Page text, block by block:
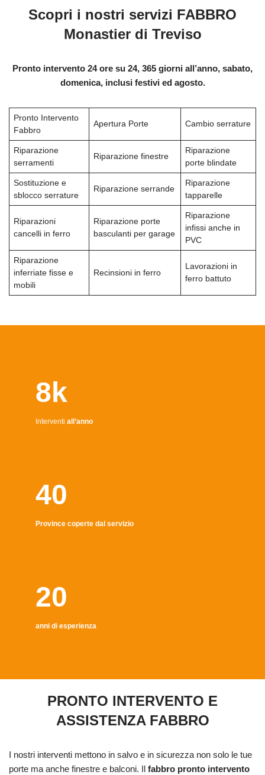
Scopri i nostri servizi FABBRO
Monastier di Treviso
Pronto intervento 24 ore su 24, 365 giorni all’anno, sabato,
domenica, inclusi festivi ed agosto.
Pronto Intervento
Fabbro
Apertura Porte Cambio serrature
Riparazione
serramenti
Riparazione finestre
Riparazione
porte blindate
Sostituzione e
sblocco serrature
Riparazione serrande
Riparazione
tapparelle
Riparazioni
cancelli in ferro
Riparazione porte
basculanti per garage
Riparazione
infissi anche in
PVC
Riparazione
inferriate fisse e
mobili
Recinsioni in ferro
Lavorazioni in
ferro battuto
8k
Interventi all’anno
40
Province coperte dal servizio
20
anni di esperienza
PRONTO INTERVENTO E
ASSISTENZA FABBRO
I nostri interventi mettono in salvo e in sicurezza non solo le tue
porte ma anche finestre e balconi. Il fabbro pronto intervento